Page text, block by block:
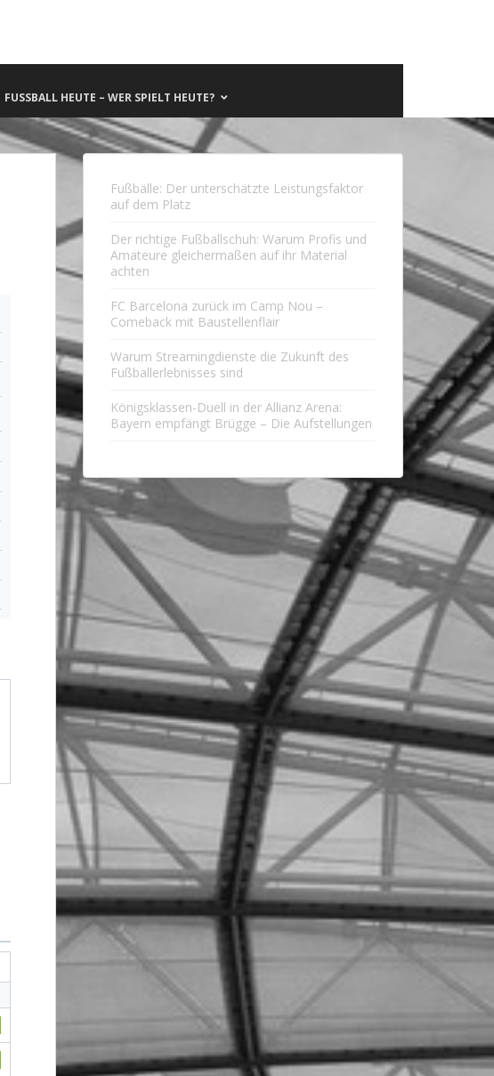
FUSSBALL HEUTE – WER SPIELT HEUTE?
Fußbälle: Der unterschätzte Leistungsfaktor
auf dem Platz
Der richtige Fußballschuh: Warum Profis und
Amateure gleichermaßen auf ihr Material
achten
FC Barcelona zurück im Camp Nou –
Comeback mit Baustellenflair
Warum Streamingdienste die Zukunft des
Fußballerlebnisses sind
Königsklassen-Duell in der Allianz Arena:
Bayern empfängt Brügge – Die Aufstellungen